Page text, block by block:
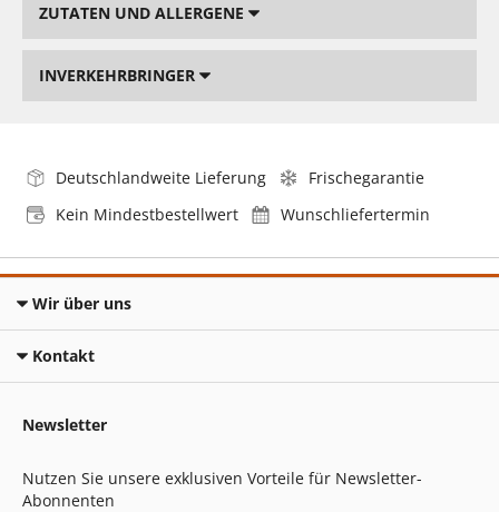
ZUTATEN UND ALLERGENE
INVERKEHRBRINGER
Deutschlandweite Lieferung
Frischegarantie
Kein Mindestbestellwert
Wunschliefertermin
Wir über uns
Kontakt
Newsletter
Nutzen Sie unsere exklusiven Vorteile für Newsletter-
Abonnenten